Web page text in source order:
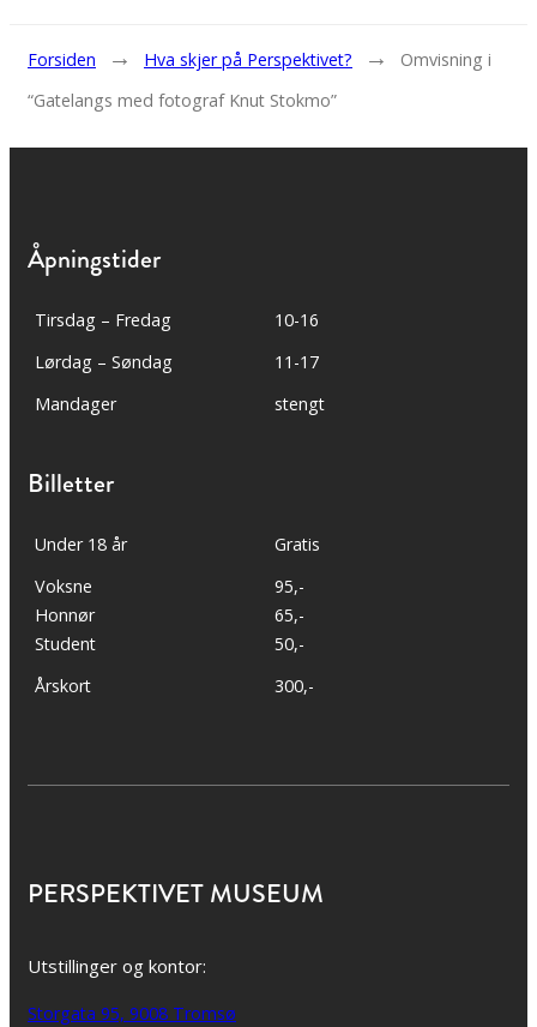
Forsiden → Hva skjer på Perspektivet? →
Omvisning i
“Gatelangs med fotograf Knut Stokmo”
Åpningstider
Tirsdag – Fredag
10-16
Lørdag – Søndag
11-17
Mandager
stengt
Billetter
Under 18 år
Gratis
Voksne
Honnør
Student
95,-
65,-
50,-
Årskort
300,-
PERSPEKTIVET MUSEUM
Utstillinger og kontor:
Storgata 95, 9008 Tromsø